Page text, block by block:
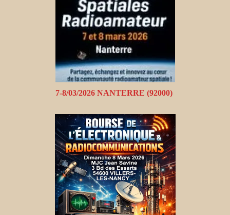
7-8/03/2026 NANTERRE (92000)